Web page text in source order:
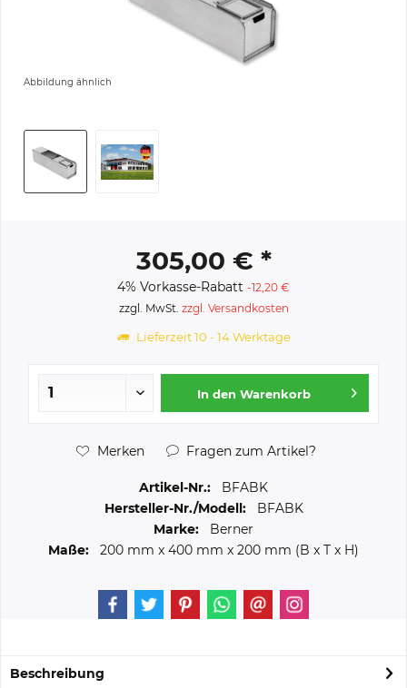
Abbildung ähnlich
305,00 € *
4% Vorkasse-Rabatt -12,20 €
zzgl. MwSt. zzgl. Versandkosten
Lieferzeit 10 - 14 Werktage
In den Warenkorb
Merken Fragen zum Artikel?
Artikel-Nr.:
BFABK
Hersteller-Nr./Modell:
BFABK
Marke:
Berner
Maße:
200 mm x 400 mm x 200 mm (B x T x H)
Beschreibung